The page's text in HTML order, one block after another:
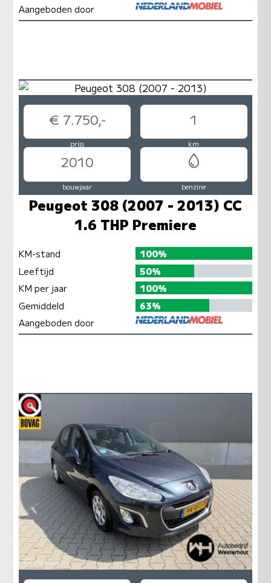
Aangeboden door
€ 7.750,- 1
prijs km
2010
bouwjaar benzine
Peugeot 308 (2007 - 2013) CC
1.6 THP Premiere
KM-stand
100%
Leeftijd
50%
KM per jaar
100%
Gemiddeld
63%
Aangeboden door